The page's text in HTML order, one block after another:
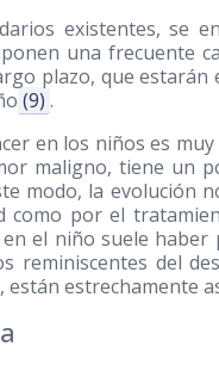
existentes, se
una frecuente
plazo, que
(9) .
en los niños es
maligno, tiene un
modo, la evolución
por el
el niño suele
reminiscentes del
están estrechamente